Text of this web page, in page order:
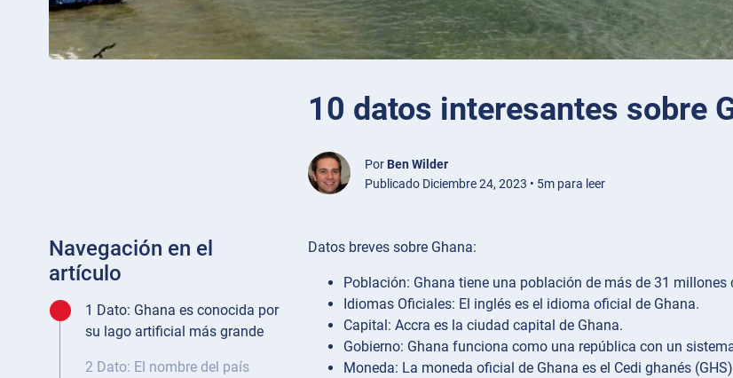
10 datos interesantes sobre
Por Ben Wilder
Publicado Diciembre 24, 2023 • 5m para leer
Navegación en el
artículo
1 Dato: Ghana es conocida por
su lago artificial más grande
2 Dato: El nombre del país
Datos breves sobre Ghana:
Población: Ghana tiene una población de más de 31 millones
Idiomas Oficiales: El inglés es el idioma oficial de Ghana.
Capital: Accra es la ciudad capital de Ghana.
Gobierno: Ghana funciona como una república con un
Moneda: La moneda oficial de Ghana es el Cedi ghanés